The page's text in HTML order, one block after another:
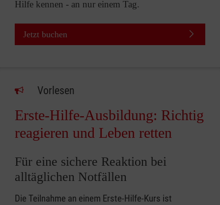
Hilfe kennen - an nur einem Tag.
Jetzt buchen
Vorlesen
Erste-Hilfe-Ausbildung: Richtig
reagieren und Leben retten
Für eine sichere Reaktion bei
alltäglichen Notfällen
Die Teilnahme an einem Erste-Hilfe-Kurs ist